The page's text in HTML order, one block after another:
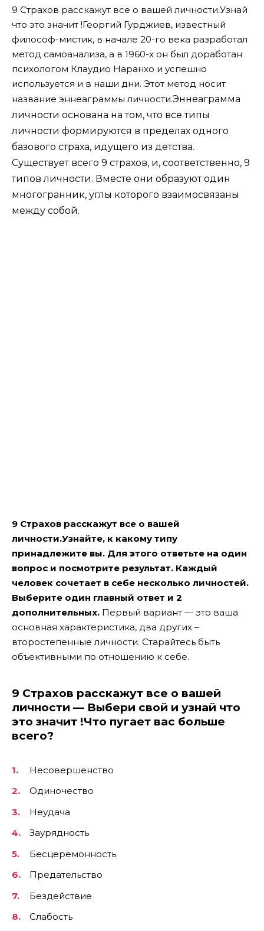
9 Страхов расскажут все о вашей личности.Узнай
что это значит !Георгий Гурджиев, известный
философ-мистик, в начале 20-го века разработал
метод самоанализа, а в 1960-х он был доработан
психологом Клаудио Наранхо и успешно
используется и в наши дни. Этот метод носит
название эннеаграммы личности.Эннеаграмма
личности основана на том, что все типы
личности формируются в пределах одного
базового страха, идущего из детства.
Существует всего 9 страхов, и, соответственно, 9
типов личности. Вместе они образуют один
многогранник, углы которого взаимосвязаны
между собой.
9 Страхов расскажут все о вашей
личности.Узнайте, к какому типу
принадлежите вы. Для этого ответьте на один
вопрос и посмотрите результат. Каждый
человек сочетает в себе несколько личностей.
Выберите один главный ответ и 2
дополнительных. Первый вариант — это ваша
основная характеристика, два других –
второстепенные личности. Старайтесь быть
объективными по отношению к себе.
9 Страхов расскажут все о вашей
личности — Выбери свой и узнай что
это значит !Что пугает вас больше
всего?
Несовершенство
Одиночество
Неудача
Заурядность
Бесцеремонность
Предательство
Бездействие
Слабость